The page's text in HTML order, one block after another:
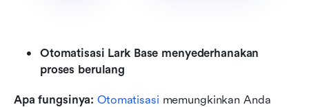
Otomatisasi Lark Base menyederhanakan
proses berulang
Apa fungsinya: Otomatisasi memungkinkan Anda